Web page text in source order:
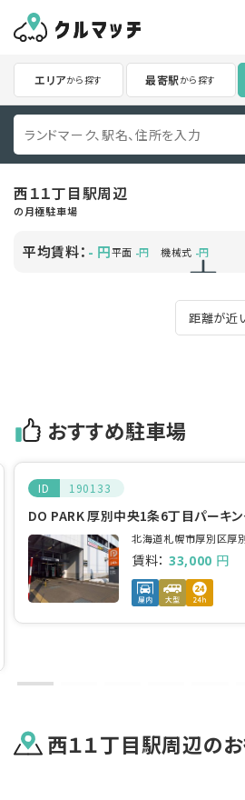
エリアから探す 最寄駅から探す
西１１丁目駅周辺
の月極駐車場
平均賃料： - 円平面 -円 機械式 -円
おすすめ駐車場
ID 190133
DO PARK 厚別中央1条6丁目パーキ
北海道札幌市厚別区厚
賃料： 33,000 円
西１１丁目駅周辺の